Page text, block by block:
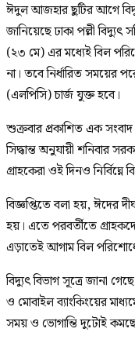
ঈদুল আজহার ছুটির আগে
জানিয়েছে ঢাকা পল্লী বিদ্যুৎ
(২৩ মে) এর মধ্যেই বিল
না। তবে নির্ধারিত সময়ের
(এলপিসি) চার্জ যুক্ত হবে।
শুক্রবার প্রকাশিত এক সংবাদ
সিদ্ধান্ত অনুযায়ী শনিবার
গ্রাহকেরা ওই দিনও
বিজ্ঞপ্তিতে বলা হয়, ঈদের
হয়। এতে পরবর্তীতে
এড়াতেই আগাম বিল
বিদ্যুৎ বিভাগ সূত্রে জানা
ও মোবাইল ব্যাংকিংয়ের
সময় ও ভোগান্তি দুটোই